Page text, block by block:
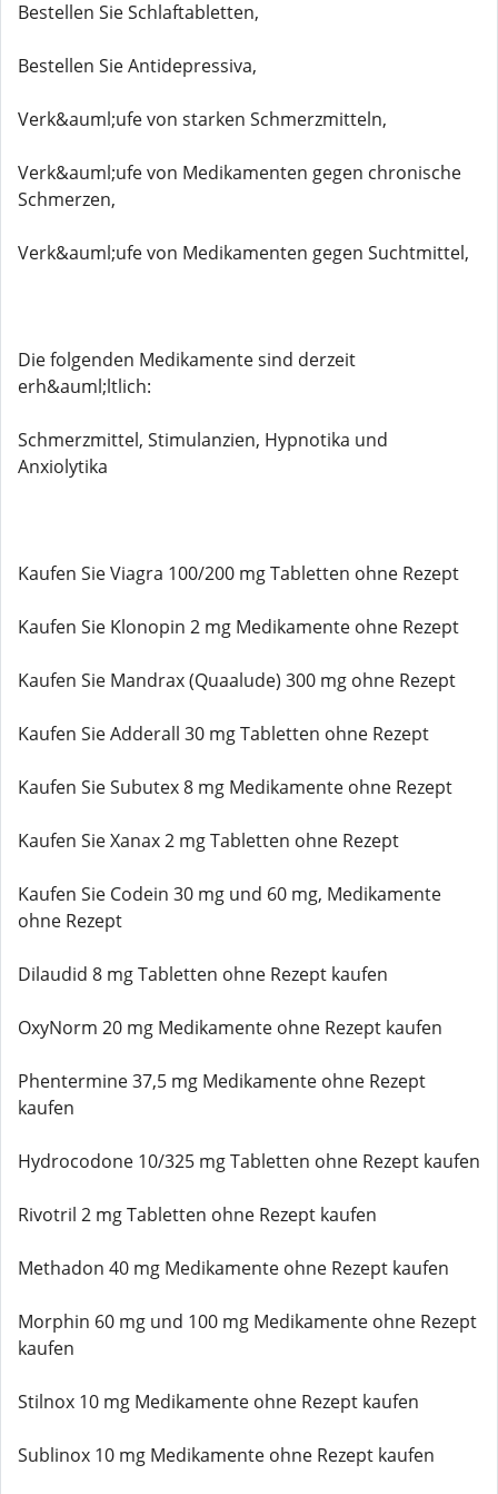
Bestellen Sie Schlaftabletten,
Bestellen Sie Antidepressiva,
Verk&auml;ufe von starken Schmerzmitteln,
Verk&auml;ufe von Medikamenten gegen chronische
Schmerzen,
Verk&auml;ufe von Medikamenten gegen Suchtmittel,
Die folgenden Medikamente sind derzeit
erh&auml;ltlich:
Schmerzmittel, Stimulanzien, Hypnotika und
Anxiolytika
Kaufen Sie Viagra 100/200 mg Tabletten ohne Rezept
Kaufen Sie Klonopin 2 mg Medikamente ohne Rezept
Kaufen Sie Mandrax (Quaalude) 300 mg ohne Rezept
Kaufen Sie Adderall 30 mg Tabletten ohne Rezept
Kaufen Sie Subutex 8 mg Medikamente ohne Rezept
Kaufen Sie Xanax 2 mg Tabletten ohne Rezept
Kaufen Sie Codein 30 mg und 60 mg, Medikamente
ohne Rezept
Dilaudid 8 mg Tabletten ohne Rezept kaufen
OxyNorm 20 mg Medikamente ohne Rezept kaufen
Phentermine 37,5 mg Medikamente ohne Rezept
kaufen
Hydrocodone 10/325 mg Tabletten ohne Rezept kaufen
Rivotril 2 mg Tabletten ohne Rezept kaufen
Methadon 40 mg Medikamente ohne Rezept kaufen
Morphin 60 mg und 100 mg Medikamente ohne Rezept
kaufen
Stilnox 10 mg Medikamente ohne Rezept kaufen
Sublinox 10 mg Medikamente ohne Rezept kaufen